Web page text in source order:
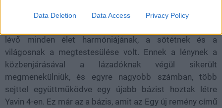
Data Deletion Data Access Privacy Policy
sejtjét, az itteni bázis pedig el is pusztult. Élt itt azonban
lévő minden élet harmóniájának, a sötétnek és a
világosnak a megtestesülése volt. Ennek a lénynek a
közbenjárásával a lázadóknak végül sikerült
megmenekülniük, és egyre nagyobb számban, több
sejttel együttműködve egy újabb bázist hoztak létre
Yavin 4-en. Ez már az a bázis, amit az Egy új remény című